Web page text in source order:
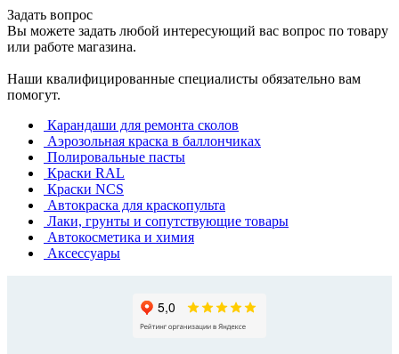
Задать вопрос
Вы можете задать любой интересующий вас вопрос по товару
или работе магазина.
Наши квалифицированные специалисты обязательно вам
помогут.
Карандаши для ремонта сколов
Аэрозольная краска в баллончиках
Полировальные пасты
Краски RAL
Краски NCS
Автокраска для краскопульта
Лаки, грунты и сопутствующие товары
Автокосметика и химия
Аксессуары